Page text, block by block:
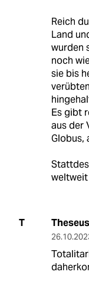
Reich
Land
wurden
noch
sie bis
Es gibt
aus der
Globus,
weltweit
T Theseus